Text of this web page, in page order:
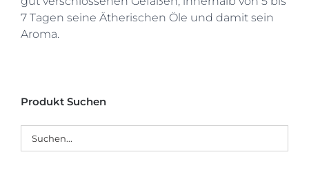
Produkt Suchen
7 Tagen seine Ätherischen Öle und damit sein
Aroma.